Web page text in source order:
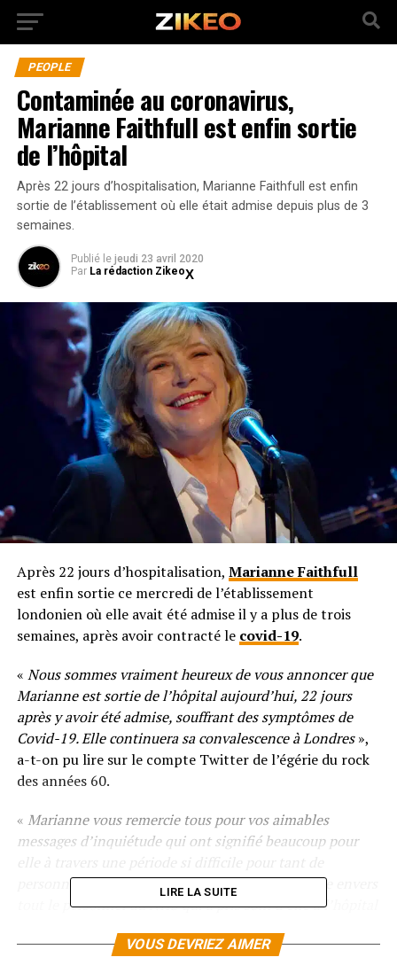
PEOPLE
Contaminée au coronavirus,
Marianne Faithfull est enfin sortie
de l’hôpital
Après 22 jours d’hospitalisation, Marianne Faithfull est enfin
sortie de l’établissement où elle était admise depuis plus de 3
semaines.
Publié le jeudi 23 avril 2020
Par La rédaction Zikeo
Après 22 jours d’hospitalisation, Marianne Faithfull
est enfin sortie ce mercredi de l’établissement
londonien où elle avait été admise il y a plus de trois
semaines, après avoir contracté le covid-19.
« Nous sommes vraiment heureux de vous annoncer que
Marianne est sortie de l’hôpital aujourd’hui, 22 jours
après y avoir été admise, souffrant des symptômes de
Covid-19. Elle continuera sa convalescence à Londres»,
a-t-on pu lire sur le compte Twitter de l’égérie du rock
des années 60.
« Marianne vous remercie tous pour vos aimables
messages d’inquiétude qui ont signifié beaucoup pour
personnes. Elle est également très reconnaissante envers
tout le personnel du NHS qui a pris soin d’elle à l’hôpital
dans un second tweet.
LIRE LA SUITE
VOUS DEVRIEZ AIMER